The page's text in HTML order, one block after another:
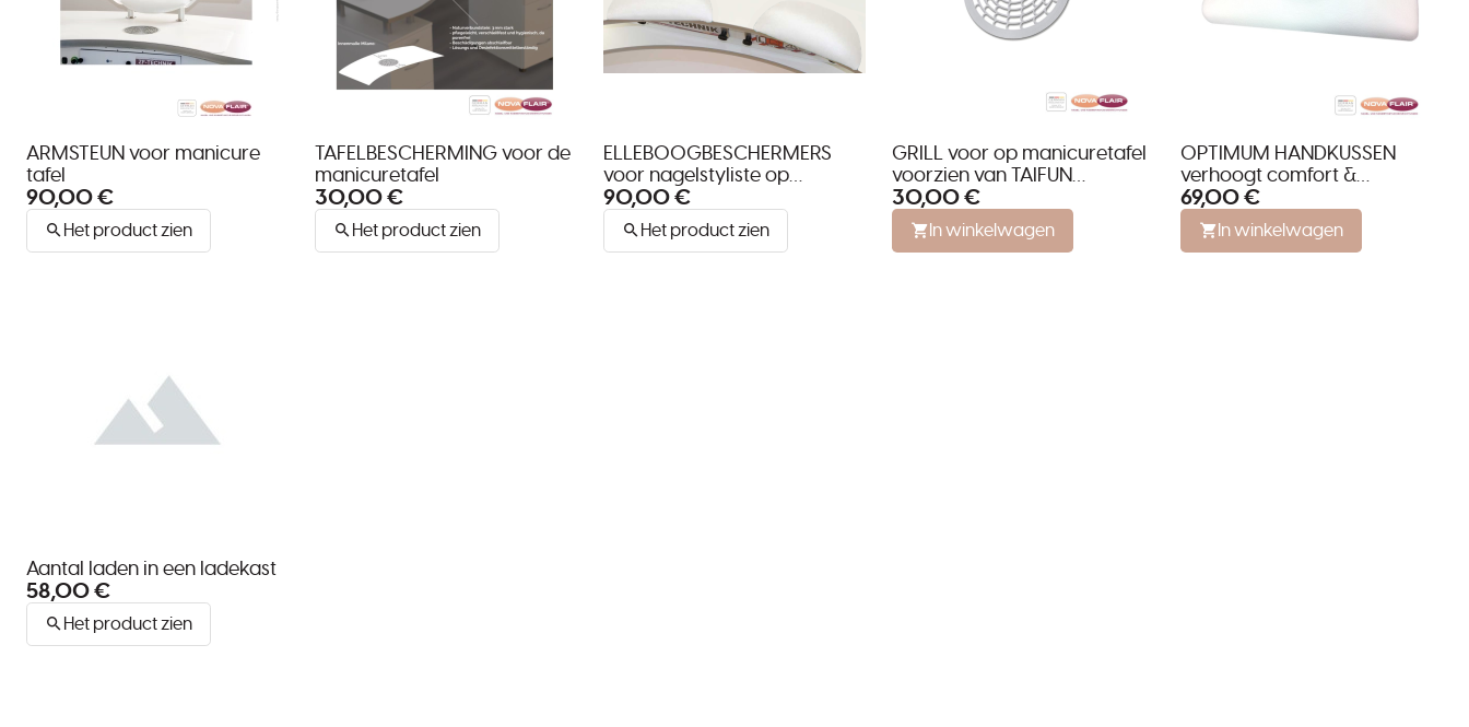
ARMSTEUN voor manicure
tafel
90,00 €
Het product zien
TAFELBESCHERMING voor de
manicuretafel
30,00 €
Het product zien
ELLEBOOGBESCHERMERS
voor nagelstyliste op
manicuretafel
90,00 €
Het product zien
GRILL voor op manicuretafel
voorzien van TAIFUN
stofafzuiging
30,00 €
In winkelwagen
OPTIMUM HANDKUSSEN
verhoogt comfort &
zuigkracht van elk
stofafzuigsysteem
69,00 €
In winkelwagen
Aantal laden in een ladekast
58,00 €
Het product zien